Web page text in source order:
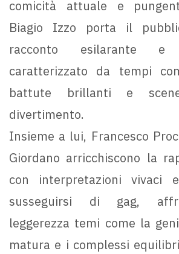
comicità attuale e
Biagio Izzo porta il
racconto esilarante e
caratterizzato da tempi
battute brillanti e
divertimento.
Insieme a lui, Francesco
Giordano arricchiscono la
con interpretazioni vivaci
susseguirsi di gag,
leggerezza temi come la
matura e i complessi